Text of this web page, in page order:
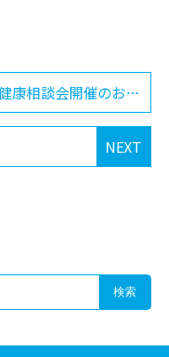
【股関節治療の最先端/健康相談会開催のお知らせ 2026-5-23】
NEXT